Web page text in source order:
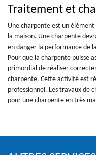
Traitement et
Une charpente est un
la maison. Une charpente
en danger la performance de
Pour que la charpente puisse
primordial de réaliser
charpente. Cette activité est
professionnel. Les travaux de
pour une charpente en très